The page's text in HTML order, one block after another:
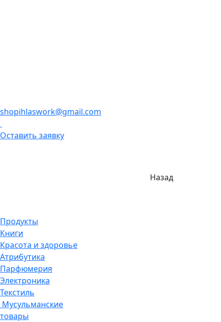
shopihlaswork@gmail.com
Оставить заявку
Назад
Продукты
Книги
Красота и здоровье
Атрибутика
Парфюмерия
Электроника
Текстиль
Мусульманские
товары